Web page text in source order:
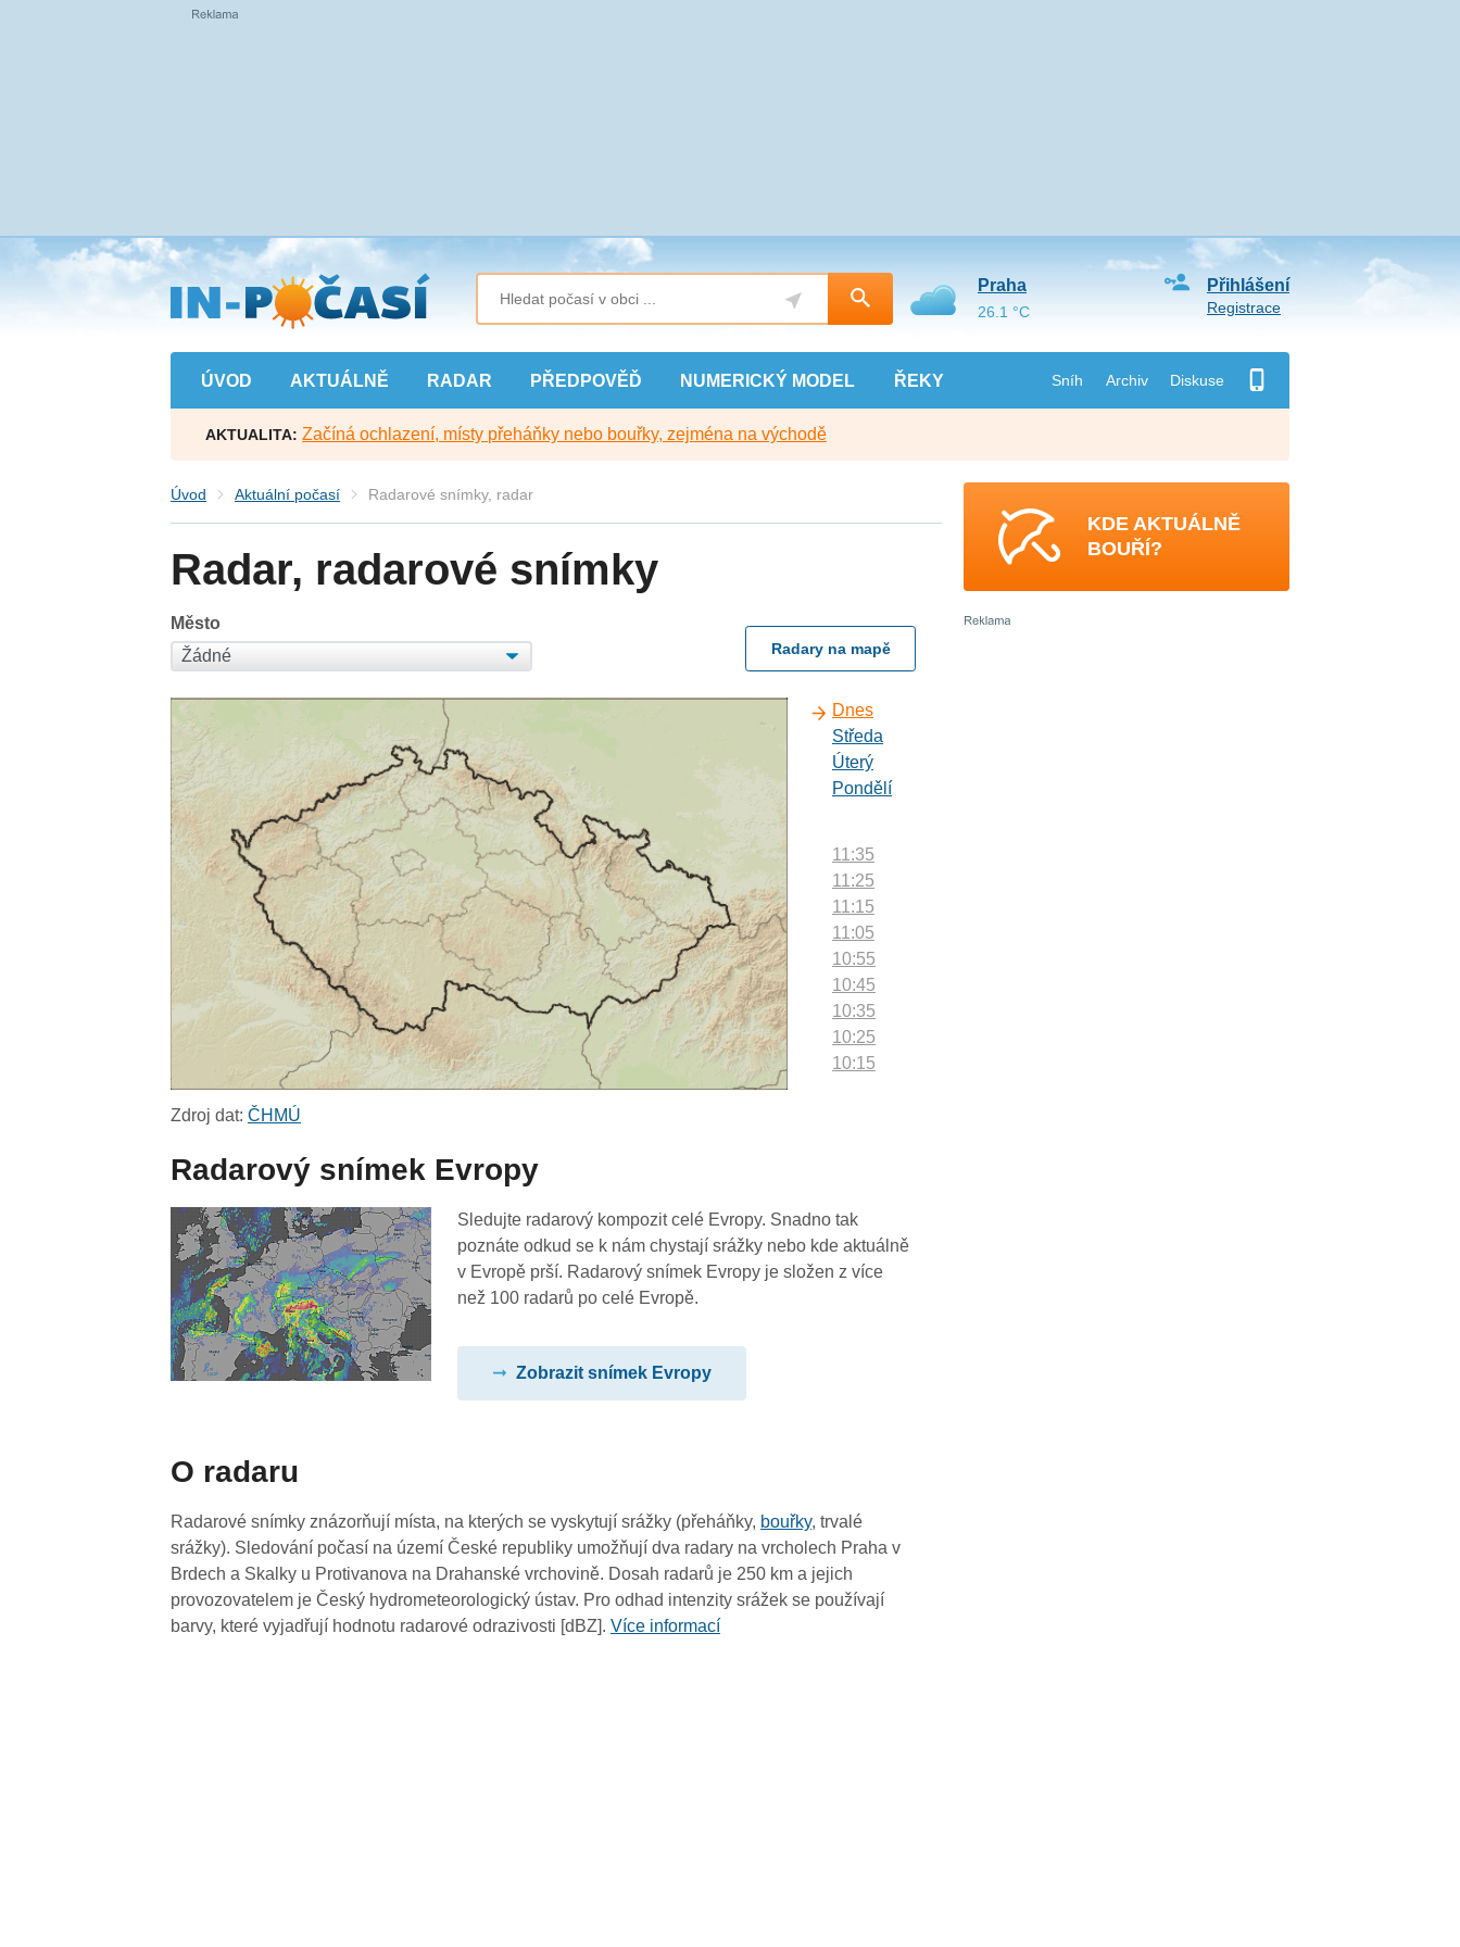
Přejít
na
hlavní
obsah
ÚVOD AKTUÁLNĚ RADAR PŘEDPOVĚĎ NUMERICKÝ MODEL ŘEKY Sníh Archiv Diskuse
Přihlášení
Registrace
Praha
26.1 °C
AKTUALITA: Začíná ochlazení, místy přeháňky nebo bouřky, zejména na východě
Úvod Aktuální počasí Radarové snímky, radar
Radar, radarové snímky
Město
Radary na mapě
Dnes
Středa
Úterý
Pondělí
11:35
11:25
11:15
11:05
10:55
10:45
10:35
10:25
10:15
09:15
09:05
08:55
07:15
07:05
06:55
06:45
Zdroj dat:ČHMÚ
Radarový snímek Evropy
Sledujte radarový kompozit celé Evropy. Snadno tak
poznáte odkud se k nám chystají srážky nebo kde aktuálně
v Evropě prší. Radarový snímek Evropy je složen z více
než 100 radarů po celé Evropě.
Zobrazit snímek Evropy
O radaru
Radarové snímky znázorňují místa, na kterých se vyskytují srážky (přeháňky, bouřky, trvalé
srážky). Sledování počasí na území České republiky umožňují dva radary na vrcholech Praha v
Brdech a Skalky u Protivanova na Drahanské vrchovině. Dosah radarů je 250 km a jejich
provozovatelem je Český hydrometeorologický ústav. Pro odhad intenzity srážek se používají
barvy, které vyjadřují hodnotu radarové odrazivosti [dBZ].Více informací
KDE AKTUÁLNĚ
BOUŘÍ?